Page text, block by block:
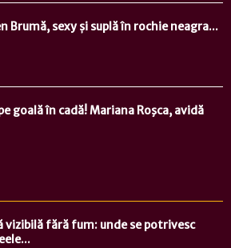
Brumă, sexy și suplă în rochie neagra...
goală în cadă! Mariana Roşca, avidă
vizibilă fără fum: unde se potrivesc